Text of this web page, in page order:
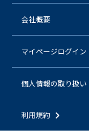
会社概要
マイページログイン
個人情報の取り扱い
利用規約